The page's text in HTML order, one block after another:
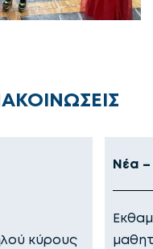
κύρους
Νέα –